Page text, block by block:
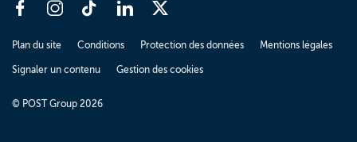
Plan du site Conditions Protection des données Mentions légales
Signaler un contenu Gestion des cookies
© POST Group 2026